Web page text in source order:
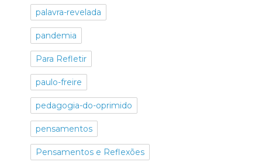
palavra-revelada
pandemia
Para Refletir
paulo-freire
pedagogia-do-oprimido
pensamentos
Pensamentos e Reflexões